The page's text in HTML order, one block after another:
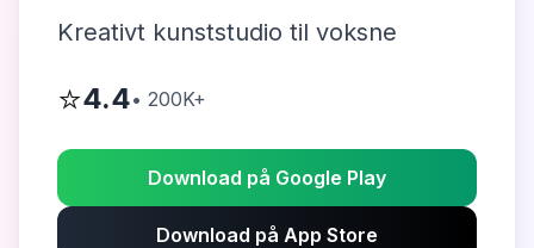
Kreativt kunststudio til voksne
⭐4.4• 200K+
Download på Google Play
Download på App Store